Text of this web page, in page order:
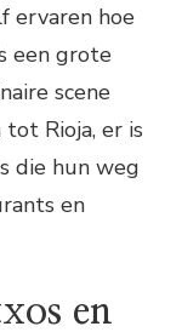
ervaren hoe
een grote
scene
tot Rioja, er is
die hun weg
en
en